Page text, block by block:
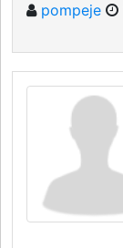
pompeje